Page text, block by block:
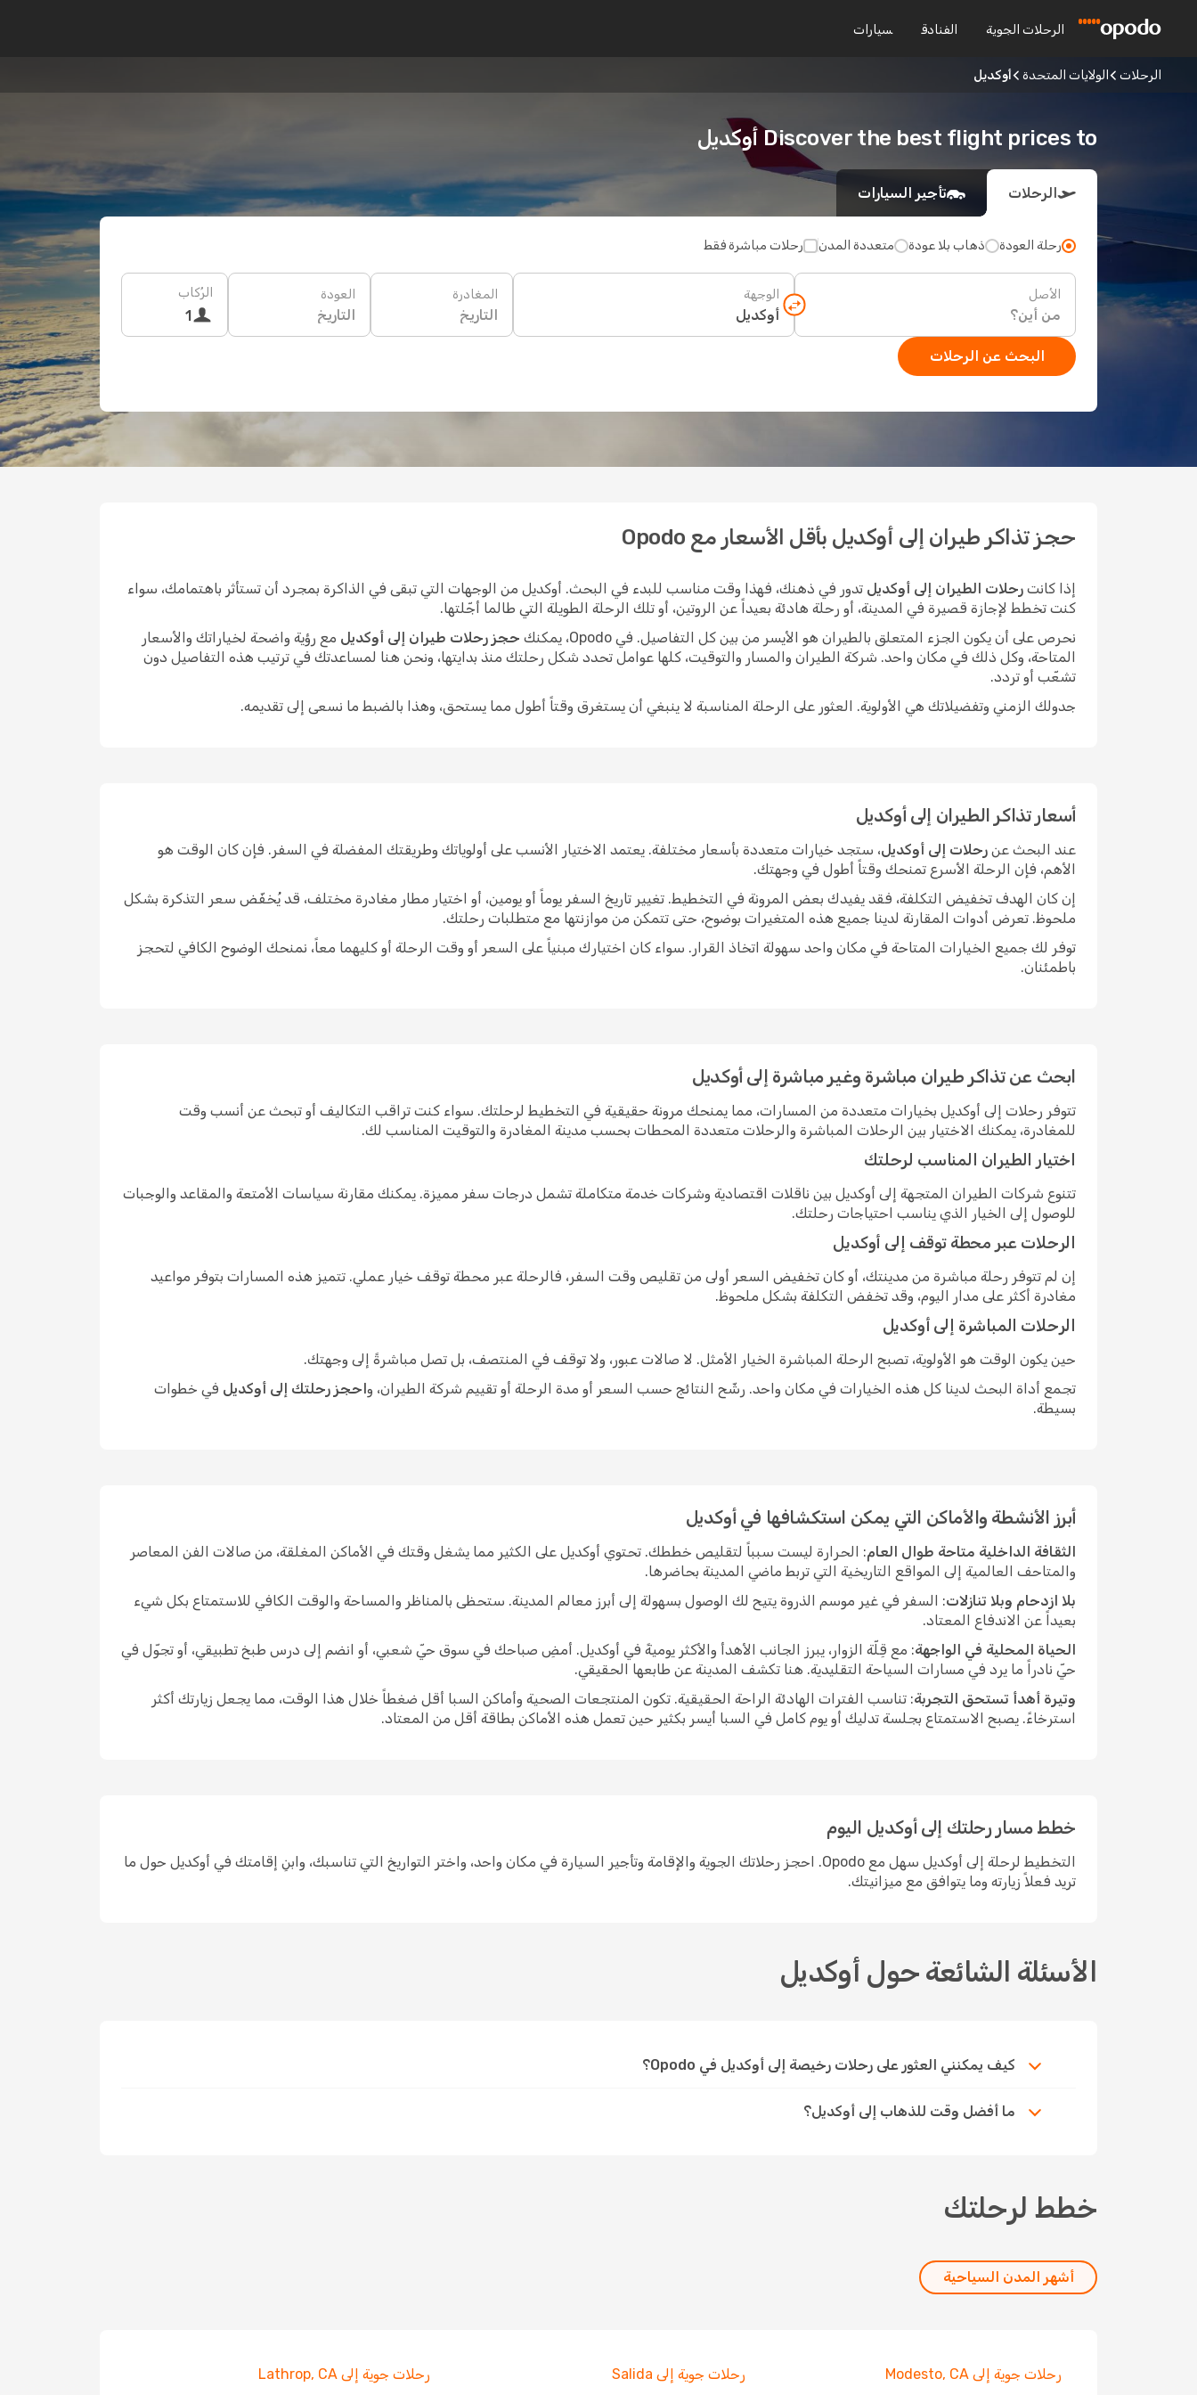
الرحلات الجوية الفنادق سيارات
الرحلات الولايات المتحدة أوكديل
Discover the best flight prices to أوكديل
الرحلات تأجير السيارات
رحلة العودة ذهاب بلا عودة متعددة المدن رحلات مباشرة فقط
الأصل الوجهة المغادرة
التاريخ
العودة
التاريخ
الرُكاب
1
البحث عن الرحلات
حجز تذاكر طيران إلى أوكديل بأقل الأسعار مع Opodo
إذا كانت رحلات الطيران إلى أوكديل تدور في ذهنك، فهذا وقت مناسب للبدء في البحث. أوكديل من الوجهات التي تبقى في الذاكرة بمجرد أن تستأثر باهتمامك، سواء
كنت تخطط لإجازة قصيرة في المدينة، أو رحلة هادئة بعيداً عن الروتين، أو تلك الرحلة الطويلة التي طالما أجّلتها.
نحرص على أن يكون الجزء المتعلق بالطيران هو الأيسر من بين كل التفاصيل. في Opodo، يمكنك
حجز رحلات طيران إلى أوكديل مع رؤية واضحة لخياراتك والأسعار
المتاحة، وكل ذلك في مكان واحد. شركة الطيران والمسار والتوقيت، كلها عوامل تحدد شكل رحلتك منذ بدايتها، ونحن هنا لمساعدتك في ترتيب هذه التفاصيل دون
تشعّب أو تردد.
جدولك الزمني وتفضيلاتك هي الأولوية. العثور على الرحلة المناسبة لا ينبغي أن يستغرق وقتاً أطول مما يستحق، وهذا بالضبط ما نسعى إلى تقديمه.
أسعار تذاكر الطيران إلى أوكديل
عند البحث عن رحلات إلى أوكديل، ستجد خيارات متعددة بأسعار مختلفة. يعتمد الاختيار الأنسب على أولوياتك وطريقتك المفضلة في السفر. فإن كان الوقت هو
الأهم، فإن الرحلة الأسرع تمنحك وقتاً أطول في وجهتك.
إن كان الهدف تخفيض التكلفة، فقد يفيدك بعض المرونة في التخطيط. تغيير تاريخ السفر يوماً أو يومين، أو اختيار مطار مغادرة مختلف، قد يُخفّض سعر التذكرة بشكل
ملحوظ. تعرض أدوات المقارنة لدينا جميع هذه المتغيرات بوضوح، حتى تتمكن من موازنتها مع متطلبات رحلتك.
توفر لك جميع الخيارات المتاحة في مكان واحد سهولة اتخاذ القرار. سواء كان اختيارك مبنياً على السعر أو وقت الرحلة أو كليهما معاً، نمنحك الوضوح الكافي لتحجز
باطمئنان.
ابحث عن تذاكر طيران مباشرة وغير مباشرة إلى أوكديل
تتوفر رحلات إلى أوكديل بخيارات متعددة من المسارات، مما يمنحك مرونة حقيقية في التخطيط لرحلتك. سواء كنت تراقب التكاليف أو تبحث عن أنسب وقت
للمغادرة، يمكنك الاختيار بين الرحلات المباشرة والرحلات متعددة المحطات بحسب مدينة المغادرة والتوقيت المناسب لك.
اختيار الطيران المناسب لرحلتك
تتنوع شركات الطيران المتجهة إلى أوكديل بين ناقلات اقتصادية وشركات خدمة متكاملة تشمل درجات سفر مميزة. يمكنك مقارنة سياسات الأمتعة والمقاعد والوجبات
للوصول إلى الخيار الذي يناسب احتياجات رحلتك.
الرحلات عبر محطة توقف إلى أوكديل
إن لم تتوفر رحلة مباشرة من مدينتك، أو كان تخفيض السعر أولى من تقليص وقت السفر، فالرحلة عبر محطة توقف خيار عملي. تتميز هذه المسارات بتوفر مواعيد
مغادرة أكثر على مدار اليوم، وقد تخفض التكلفة بشكل ملحوظ.
الرحلات المباشرة إلى أوكديل
حين يكون الوقت هو الأولوية، تصبح الرحلة المباشرة الخيار الأمثل. لا صالات عبور، ولا توقف في المنتصف، بل تصل مباشرةً إلى وجهتك.
تجمع أداة البحث لدينا كل هذه الخيارات في مكان واحد. رشّح النتائج حسب السعر أو مدة الرحلة أو تقييم شركة الطيران، واحجز رحلتك إلى أوكديل في خطوات
بسيطة.
أبرز الأنشطة والأماكن التي يمكن استكشافها في أوكديل
الثقافة الداخلية متاحة طوال العام: الحرارة ليست سبباً لتقليص خططك. تحتوي أوكديل على الكثير مما يشغل وقتك في الأماكن المغلقة، من صالات الفن المعاصر
والمتاحف العالمية إلى المواقع التاريخية التي تربط ماضي المدينة بحاضرها.
بلا ازدحام وبلا تنازلات: السفر في غير موسم الذروة يتيح لك الوصول بسهولة إلى أبرز معالم المدينة. ستحظى بالمناظر والمساحة والوقت الكافي للاستمتاع بكل شيء
بعيداً عن الاندفاع المعتاد.
الحياة المحلية في الواجهة: مع قِلّة الزوار، يبرز الجانب الأهدأ والأكثر يوميةً في أوكديل. أمضِ صباحك في سوق حيّ شعبي، أو انضم إلى درس طبخ تطبيقي، أو تجوّل في
حيّ نادراً ما يرد في مسارات السياحة التقليدية. هنا تكشف المدينة عن طابعها الحقيقي.
وتيرة أهدأ تستحق التجربة: تناسب الفترات الهادئة الراحة الحقيقية. تكون المنتجعات الصحية وأماكن السبا أقل ضغطاً خلال هذا الوقت، مما يجعل زيارتك أكثر
استرخاءً. يصبح الاستمتاع بجلسة تدليك أو يوم كامل في السبا أيسر بكثير حين تعمل هذه الأماكن بطاقة أقل من المعتاد.
خطط مسار رحلتك إلى أوكديل اليوم
التخطيط لرحلة إلى أوكديل سهل مع Opodo. احجز رحلاتك الجوية والإقامة وتأجير السيارة في مكان واحد، واختر التواريخ التي تناسبك، وابنِ إقامتك في أوكديل حول ما
تريد فعلاً زيارته وما يتوافق مع ميزانيتك.
الأسئلة الشائعة حول أوكديل
كيف يمكنني العثور على رحلات رخيصة إلى أوكديل في Opodo؟
ما أفضل وقت للذهاب إلى أوكديل؟
خطط لرحلتك
أشهر المدن السياحية
رحلات جوية إلى Modesto, CA رحلات جوية إلى Salida رحلات جوية إلى Lathrop, CA